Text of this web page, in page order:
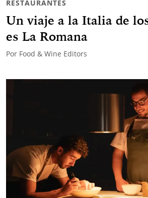
RESTAURANTES
Un viaje a la Italia de
es La Romana
Por Food & Wine Editors